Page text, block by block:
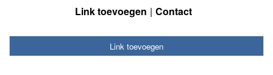
Link toevoegen Contact
Link toevoegen